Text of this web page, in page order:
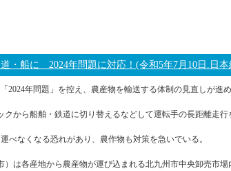
・船に 2024年問題に対応！(令和5年7月10日.日本
2024年問題」を控え、農産物を輸送する体制の見直しが進め
から船舶・鉄道に切り替えるなどして運転手の長距離走行
べなくなる恐れがあり、農作物も対策を急いでいる。
）は各産地から農産物が運び込まれる北九州市中央卸売市